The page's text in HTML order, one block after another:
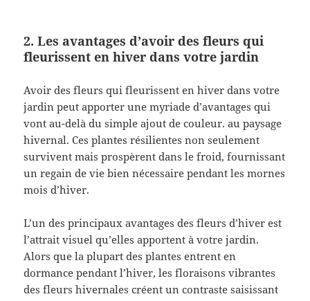
2. Les avantages d’avoir des fleurs qui
fleurissent en hiver dans votre jardin
Avoir des fleurs qui fleurissent en hiver dans votre
jardin peut apporter une myriade d’avantages qui
vont au-delà du simple ajout de couleur. au paysage
hivernal. Ces plantes résilientes non seulement
survivent mais prospèrent dans le froid, fournissant
un regain de vie bien nécessaire pendant les mornes
mois d’hiver.
L’un des principaux avantages des fleurs d’hiver est
l’attrait visuel qu’elles apportent à votre jardin.
Alors que la plupart des plantes entrent en
dormance pendant l’hiver, les floraisons vibrantes
des fleurs hivernales créent un contraste saisissant